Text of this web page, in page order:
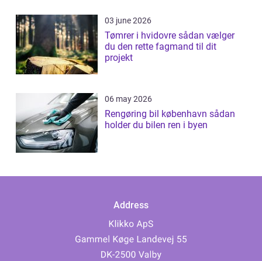
03 june 2026
Tømrer i hvidovre sådan vælger
du den rette fagmand til dit
projekt
06 may 2026
Rengøring bil københavn sådan
holder du bilen ren i byen
Address